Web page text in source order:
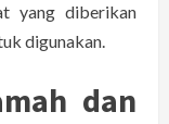
yang diberikan
digunakan.
dan